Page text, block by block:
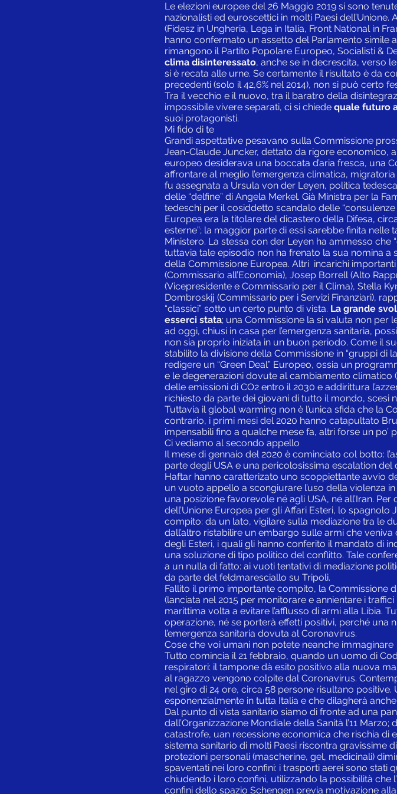
Le elezioni europee del 26 Maggio 2019 si sono
nazionalisti ed euroscettici in molti Paesi
(Fidesz in Ungheria, Lega in Italia, Front National in
hanno confermato un assetto del Parlamento simile
rimangono il Partito Popolare Europeo, Socialisti &
clima disinteressato, anche se in decrescita, verso
si è recata alle urne. Se certamente il risultato è da
precedenti (solo il 42,6% nel 2014), non si può certo
Tra il vecchio e il nuovo, tra il baratro della
impossibile vivere separati, ci si chiede quale futuro
suoi protagonisti.
Mi fido di te
Grandi aspettative pesavano sulla Commissione
Jean-Claude Juncker, dettato da rigore economico,
europeo desiderava una boccata d’aria fresca, una
affrontare al meglio l’emergenza climatica,
fu assegnata a Ursula von der Leyen, politica
delle “delfine” di Angela Merkel. Già Ministra per la
tedeschi per il cosiddetto scandalo delle
Europea era la titolare del dicastero della Difesa,
esterne”; la maggior parte di essi sarebbe finita nelle
Ministero. La stessa con der Leyen ha ammesso che
tuttavia tale episodio non ha frenato la sua nomina
della Commissione Europea. Altri incarichi
(Commissario all’Economia), Josep Borrell (Alto
(Vicepresidente e Commissario per il Clima), Stella
Dombroskij (Commissario per i Servizi Finanziari),
“classici” sotto un certo punto di vista. La grande
esserci stata; una Commissione la si valuta non per
ad oggi, chiusi in casa per l’emergenza sanitaria,
non sia proprio iniziata in un buon periodo. Come il
stabilito la divisione della Commissione in “gruppi di
redigere un “Green Deal” Europeo, ossia un
e le degenerazioni dovute al cambiamento
delle emissioni di CO2 entro il 2030 e addirittura
richiesto da parte dei giovani di tutto il mondo, scesi
Tuttavia il global warming non è l’unica sfida che la
contrario, i primi mesi del 2020 hanno catapultato
impensabili fino a qualche mese fa, altri forse un po’
Ci vediamo al secondo appello
Il mese di gennaio del 2020 è cominciato col botto:
parte degli USA e una pericolosissima escalation
Haftar hanno caratterizato uno scoppiettante avvio
un vuoto appello a scongiurare l’uso della violenza
una posizione favorevole né agli USA, né all’Iran.
dell’Unione Europea per gli Affari Esteri, lo
compito: da un lato, vigilare sulla mediazione tra le
dall’altro ristabilire un embargo sulle armi che
degli Esteri, i quali gli hanno conferito il mandato di
una soluzione di tipo politico del conflitto. Tale
a un nulla di fatto: ai vuoti tentativi di mediazione
da parte del feldmaresciallo su Tripoli.
Fallito il primo importante compito, la Commissione
(lanciata nel 2015 per monitorare e annientare i
marittima volta a evitare l’afflusso di armi alla Libia.
operazione, né se porterà effetti positivi, perché una
l’emergenza sanitaria dovuta al Coronavirus.
Cose che voi umani non potete neanche immaginare
Tutto comincia il 21 febbraio, quando un uomo di
respiratori: il tampone dà esito positivo alla nuova
al ragazzo vengono colpite dal Coronavirus.
nel giro di 24 ore, circa 58 persone risultano
esponenzialmente in tutta Italia e che dilagherà
Dal punto di vista sanitario siamo di fronte ad una
dall’Organizzazione Mondiale della Sanità l’11
catastrofe, uan recessione economica che rischia di
sistema sanitario di molti Paesi riscontra gravissime
protezioni personali (mascherine, gel, medicinali)
spaventati nei loro confini: i trasporti aerei sono stati
chiudendo i loro confini, utilizzando la possibilità che
confini dello spazio Schengen previa motivazione